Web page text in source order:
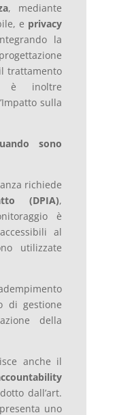
, mediante
e privacy
la
trattamento
è inoltre
sulla
sono
richiede
(DPIA),
è
al
utilizzate
di gestione
della
anche il
dall’art.
uno